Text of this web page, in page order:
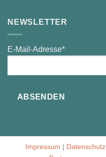
NEWSLETTER
E-Mail-Adresse*
Impressum | Datenschutz